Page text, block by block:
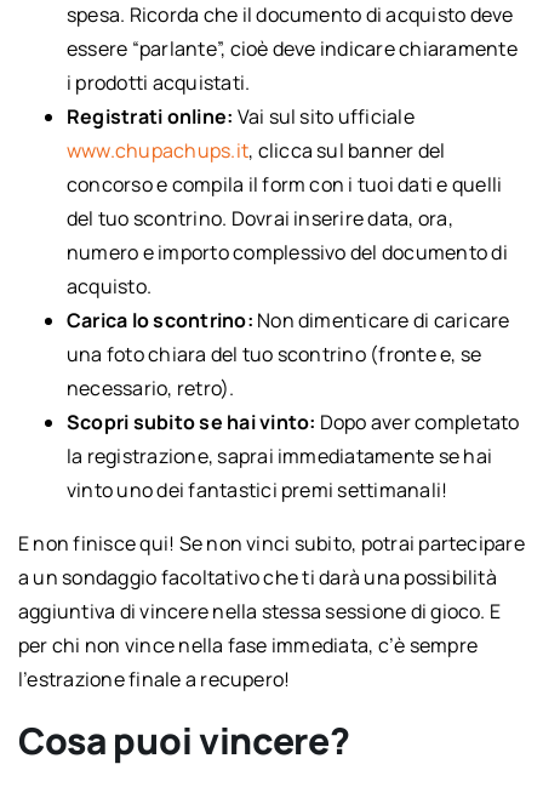
spesa. Ricorda che il documento di acquisto deve
essere “parlante”, cioè deve indicare chiaramente
i prodotti acquistati.
Registrati online: Vai sul sito ufficiale
www.chupachups.it, clicca sul banner del
concorso e compila il form con i tuoi dati e quelli
del tuo scontrino. Dovrai inserire data, ora,
numero e importo complessivo del documento di
acquisto.
Carica lo scontrino: Non dimenticare di caricare
una foto chiara del tuo scontrino (fronte e, se
necessario, retro).
Scopri subito se hai vinto: Dopo aver completato
la registrazione, saprai immediatamente se hai
vinto uno dei fantastici premi settimanali!
E non finisce qui! Se non vinci subito, potrai partecipare
a un sondaggio facoltativo che ti darà una possibilità
aggiuntiva di vincere nella stessa sessione di gioco. E
per chi non vince nella fase immediata, c’è sempre
l’estrazione finale a recupero!
Cosa puoi vincere?